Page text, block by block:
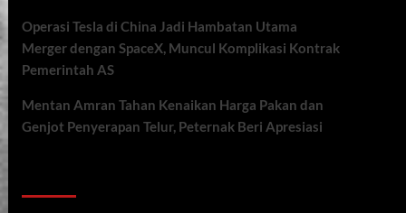
Operasi Tesla di China Jadi Hambatan Utama
Merger dengan SpaceX, Muncul Komplikasi Kontrak
Pemerintah AS
Mentan Amran Tahan Kenaikan Harga Pakan dan
Genjot Penyerapan Telur, Peternak Beri Apresiasi